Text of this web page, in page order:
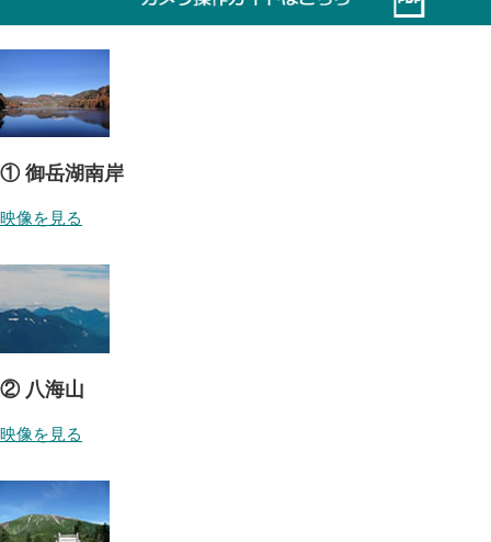
OK
① 御岳湖南岸
映像を見る
② 八海山
映像を見る